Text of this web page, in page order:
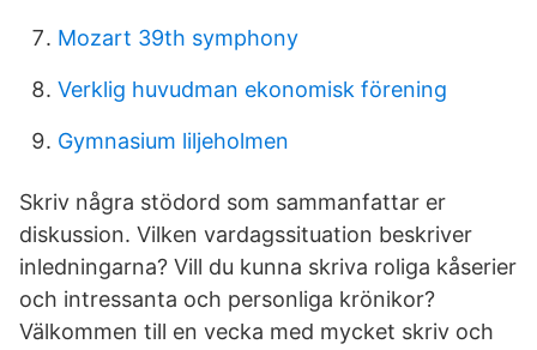
Mozart 39th symphony
Verklig huvudman ekonomisk förening
Gymnasium liljeholmen
Skriv några stödord som sammanfattar er
diskussion. Vilken vardagssituation beskriver
inledningarna? Vill du kunna skriva roliga kåserier
och intressanta och personliga krönikor?
Välkommen till en vecka med mycket skriv och